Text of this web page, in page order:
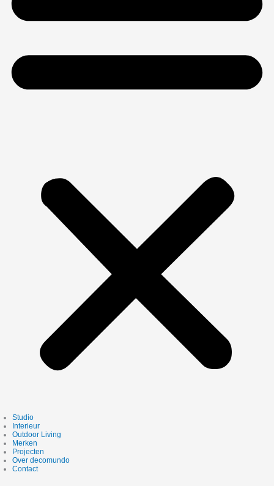
Studio
Interieur
Outdoor Living
Merken
Projecten
Over decomundo
Contact